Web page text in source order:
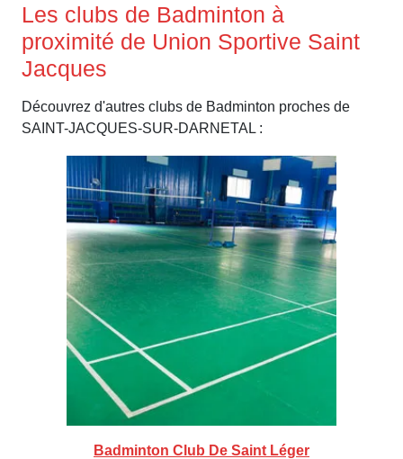
Les clubs de Badminton à
proximité de Union Sportive Saint
Jacques
Découvrez d'autres clubs de Badminton proches de
SAINT-JACQUES-SUR-DARNETAL :
Badminton Club De Saint Léger